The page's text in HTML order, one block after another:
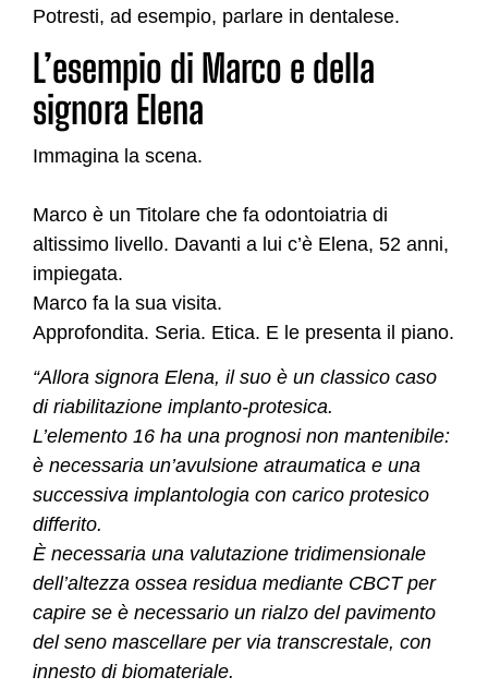
Potresti, ad esempio, parlare in dentalese.
L’esempio di Marco e della
signora Elena
Immagina la scena.
Marco è un Titolare che fa odontoiatria di
altissimo livello. Davanti a lui c’è Elena, 52 anni,
impiegata.
Marco fa la sua visita.
Approfondita. Seria. Etica. E le presenta il piano.
“Allora signora Elena, il suo è un classico caso
di riabilitazione implanto-protesica.
L’elemento 16 ha una prognosi non mantenibile:
è necessaria un’avulsione atraumatica e una
successiva implantologia con carico protesico
differito.
È necessaria una valutazione tridimensionale
dell’altezza ossea residua mediante CBCT per
capire se è necessario un rialzo del pavimento
del seno mascellare per via transcrestale, con
innesto di biomateriale.